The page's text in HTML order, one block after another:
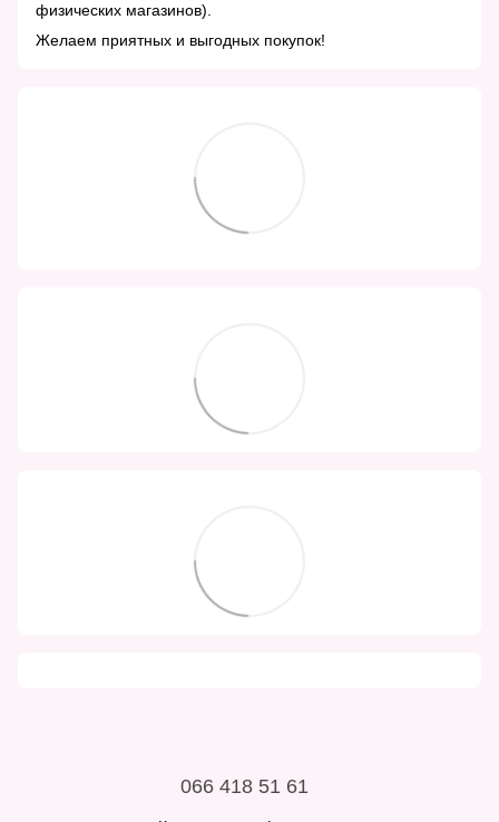
физических магазинов).
Желаем приятных и выгодных покупок!
066 418 51 61